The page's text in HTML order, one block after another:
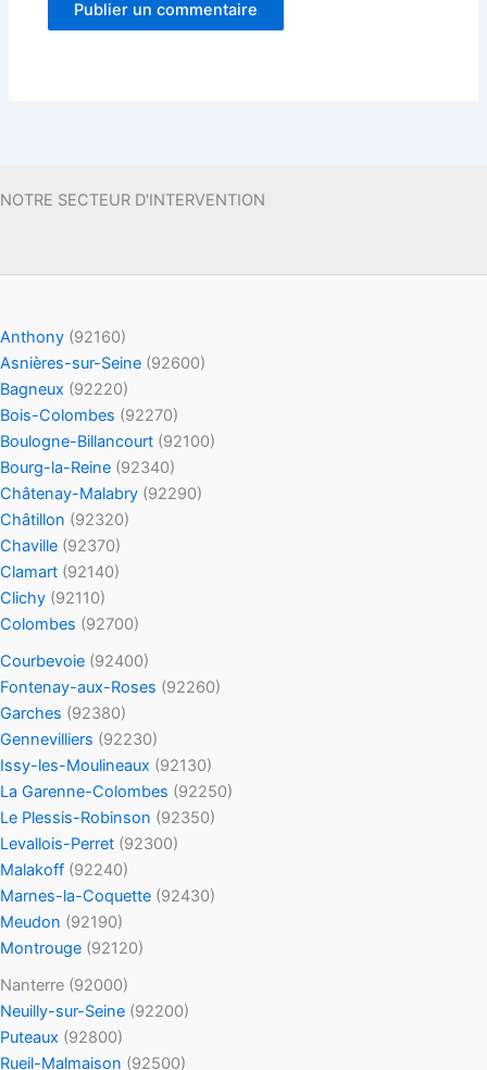
NOTRE SECTEUR D'INTERVENTION
Anthony (92160)
Asnières-sur-Seine (92600)
Bagneux (92220)
Bois-Colombes (92270)
Boulogne-Billancourt (92100)
Bourg-la-Reine (92340)
Châtenay-Malabry (92290)
Châtillon (92320)
Chaville (92370)
Clamart (92140)
Clichy (92110)
Colombes (92700)
Courbevoie (92400)
Fontenay-aux-Roses (92260)
Garches (92380)
Gennevilliers (92230)
Issy-les-Moulineaux (92130)
La Garenne-Colombes (92250)
Le Plessis-Robinson (92350)
Levallois-Perret (92300)
Malakoff (92240)
Marnes-la-Coquette (92430)
Meudon (92190)
Montrouge (92120)
Nanterre (92000)
Neuilly-sur-Seine (92200)
Puteaux (92800)
Rueil-Malmaison (92500)